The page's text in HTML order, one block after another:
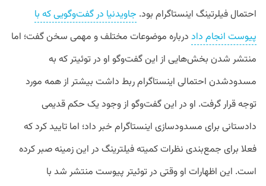
احتمالفیلرتینگ اینستاگرام بود. جاویدنیا درگفتوگوییکه با
پیوست انجام داد درباره موضوعات مختلفو مهمی سخنگفت؛ اما
منتشر شدن بخشهایی از اینگفتوگو او در توئیترکه به
مسدودشدن احتمالی اینستاگرامربط داشت بیشتر ازهمه مورد
توجهقرارگرفت. او در اینگفتوگو ازوجودیک حکمقدیمی
دادستانی برای مسدودسازی اینستاگرام خبر داد؛ اما تاییدکردکه
فعلا برای جمعبندی نظراتکمیتهفیلترینگ در اینزمینهصبرکرده
است. این اظهارات اووقتی در توئیتر پیوست منتشر شد با